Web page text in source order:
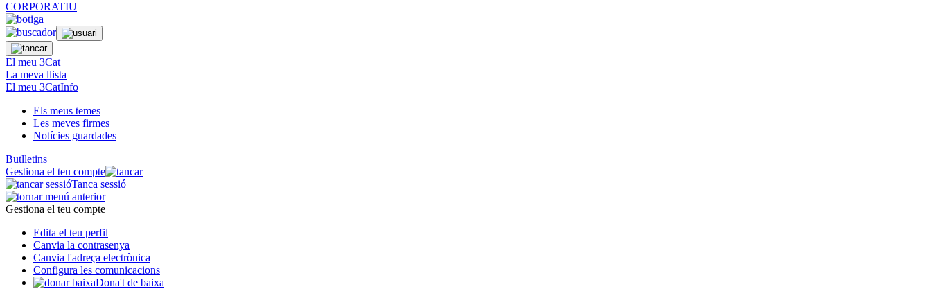
CORPORATIU
El meu 3Cat
La meva llista
El meu 3CatInfo
Els meus temes
Les meves firmes
Notícies guardades
Butlletins
Gestiona el teu compte
Tanca sessió
Gestiona el teu compte
Edita el teu perfil
Canvia la contrasenya
Canvia l'adreça electrònica
Configura les comunicacions
Dona't de baixa